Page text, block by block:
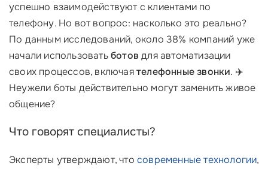
успешно взаимодействуют с клиентами по
телефону. Но вот вопрос: насколько это реально?
По данным исследований, около 38% компаний уже
начали использоватьботов для автоматизации
своих процессов, включаятелефонные звонки. ✈️
Неужели боты действительно могут заменить живое
общение?
Что говорят специалисты?
Эксперты утверждают, что современные технологии,